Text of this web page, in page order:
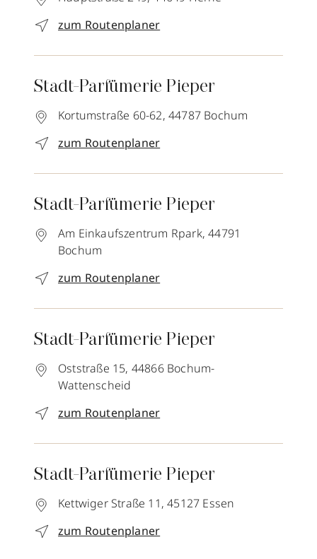
zum Routenplaner
Stadt-Parfümerie Pieper
Kortumstraße 60-62, 44787 Bochum
zum Routenplaner
Stadt-Parfümerie Pieper
Am Einkaufszentrum Rpark, 44791
Bochum
zum Routenplaner
Stadt-Parfümerie Pieper
Oststraße 15, 44866 Bochum-
Wattenscheid
zum Routenplaner
Stadt-Parfümerie Pieper
Kettwiger Straße 11, 45127 Essen
zum Routenplaner